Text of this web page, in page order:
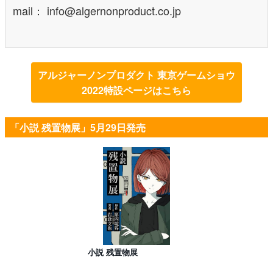
mail： info@algernonproduct.co.jp
アルジャーノンプロダクト 東京ゲームショウ
2022特設ページはこちら
「小説 残置物展」5月29日発売
小説 残置物展